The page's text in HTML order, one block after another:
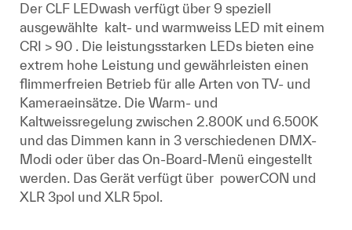
Der CLF LEDwash verfügt über 9 speziell
ausgewählte kalt- und warmweiss LED mit einem
CRI > 90 . Die leistungsstarken LEDs bieten eine
extrem hohe Leistung und gewährleisten einen
flimmerfreien Betrieb für alle Arten von TV- und
Kameraeinsätze. Die Warm- und
Kaltweissregelung zwischen 2.800K und 6.500K
und das Dimmen kann in 3 verschiedenen DMX-
Modi oder über das On-Board-Menü eingestellt
werden. Das Gerät verfügt über powerCON und
XLR 3pol und XLR 5pol.